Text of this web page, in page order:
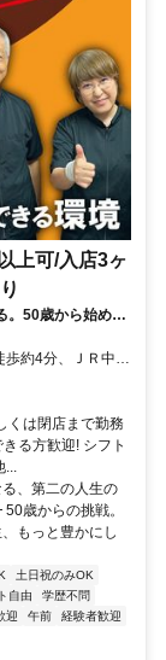
上可/入店3ヶ
。50歳から始め
歩約4分、ＪＲ中央
武拝島線 新井薬
くは閉店まで勤務
る方歓迎! シフト
...
、第二の人生の
らの挑戦。
もっと豊かにし
土日祝のみOK
自由
学歴不問
迎 午前
経験者歓迎